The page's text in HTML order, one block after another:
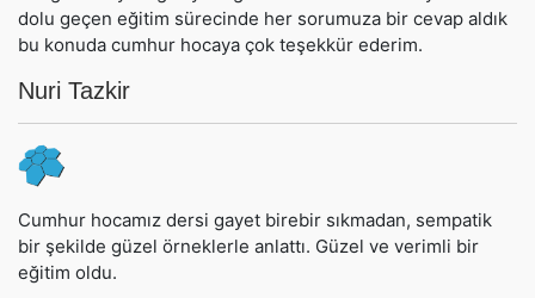
dolu geçen eğitim sürecinde her sorumuza bir cevap aldık
bu konuda cumhur hocaya çok teşekkür ederim.
Nuri Tazkir
Cumhur hocamız dersi gayet birebir sıkmadan, sempatik
bir şekilde güzel örneklerle anlattı. Güzel ve verimli bir
eğitim oldu.